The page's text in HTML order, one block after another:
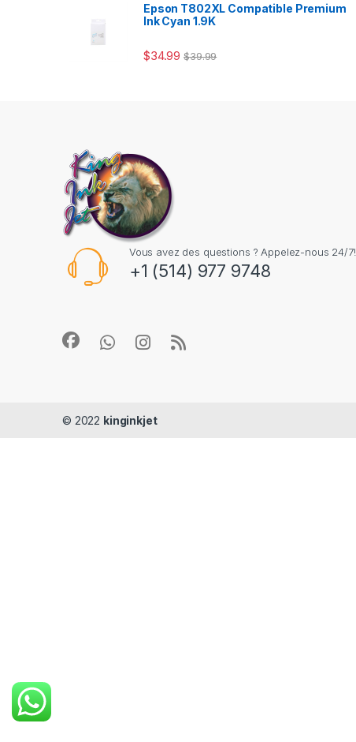
Epson T802XL Compatible Premium
Ink Cyan 1.9K
$34.99 $39.99
Vous avez des questions ? Appelez-nous 24/7!
+1 (514) 977 9748
© 2022 kinginkjet